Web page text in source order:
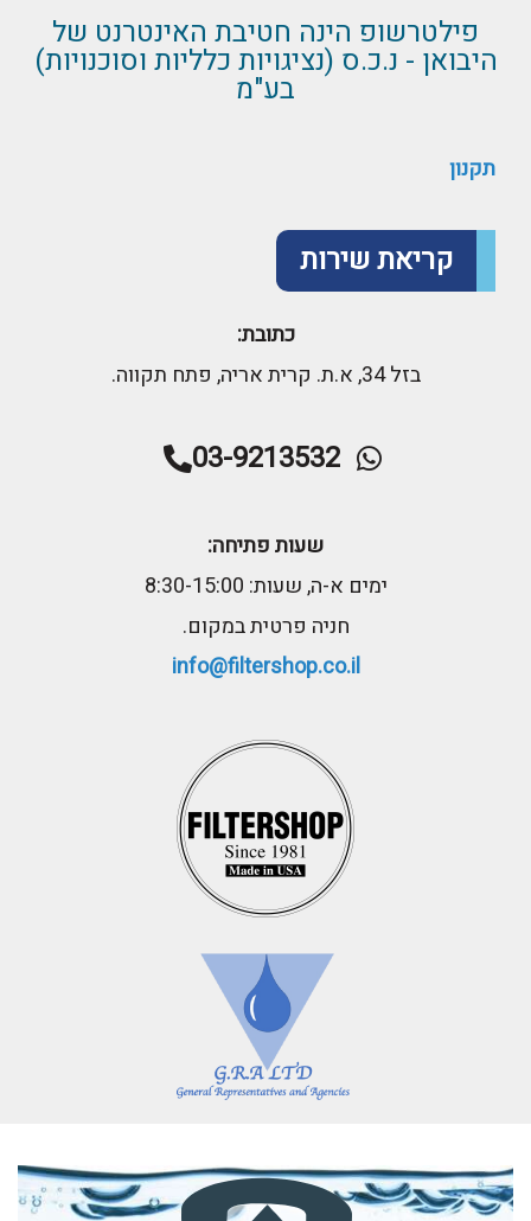
פילטרשופ הינה חטיבת האינטרנט של
היבואן - נ.כ.ס (נציגויות כלליות וסוכנויות)
בע"מ
תקנון
קריאת שירות
כתובת:
בזל 34, א.ת. קרית אריה, פתח תקווה.
03-9213532
שעות פתיחה:
ימים א-ה, שעות: 8:30-15:00
חניה פרטית במקום.
info@filtershop.co.il